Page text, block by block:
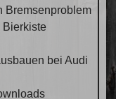
Bremsenproblem
Bierkiste
bei Audi